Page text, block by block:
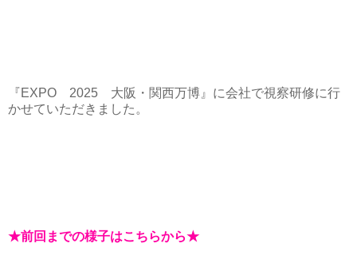
『EXPO 2025 大阪・関西万博』に会社で視察研修に行
かせていただきました。
★前回までの様子はこちらから★